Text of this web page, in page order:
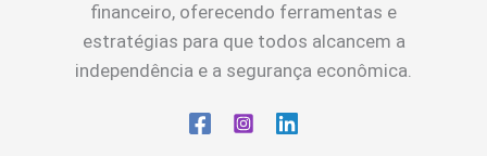
financeiro, oferecendo ferramentas e
estratégias para que todos alcancem a
independência e a segurança econômica.